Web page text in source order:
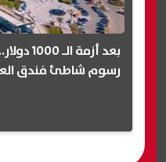
بعد
رسوم شاطئ فندق